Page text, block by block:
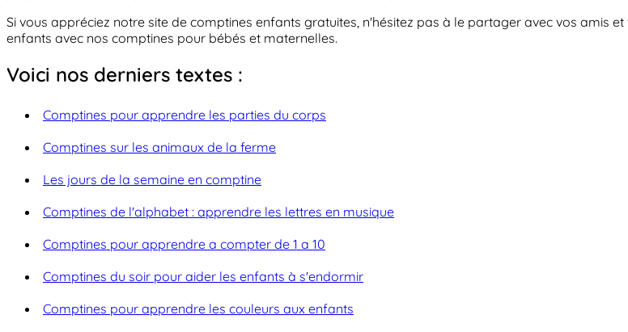
Si vous appréciez notre site de comptines enfants gratuites, n'hésitez pas à le partager avec vos amis
enfants avec nos comptines pour bébés et maternelles.
Voici nos derniers textes :
Comptines pour apprendre les parties du corps
Comptines sur les animaux de la ferme
Les jours de la semaine en comptine
Comptines de l'alphabet : apprendre les lettres en musique
Comptines pour apprendre a compter de 1 a 10
Comptines du soir pour aider les enfants à s'endormir
Comptines pour apprendre les couleurs aux enfants